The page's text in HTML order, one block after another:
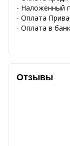
- Наложенный
- Оплата
- Оплата в
Отзывы